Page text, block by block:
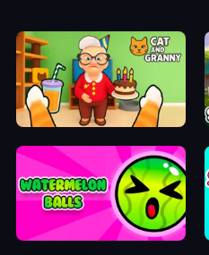
Cat and Granny
Watermelon Balls